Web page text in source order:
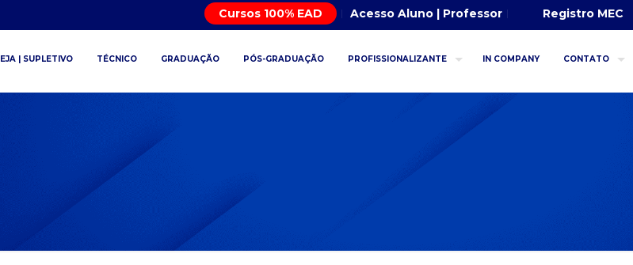
Cursos 100% EAD Acesso Aluno | Professor Registro MEC
EJA | SUPLETIVO TÉCNICO GRADUAÇÃO PÓS-GRADUAÇÃO PROFISSIONALIZANTE IN COMPANY CONTATO